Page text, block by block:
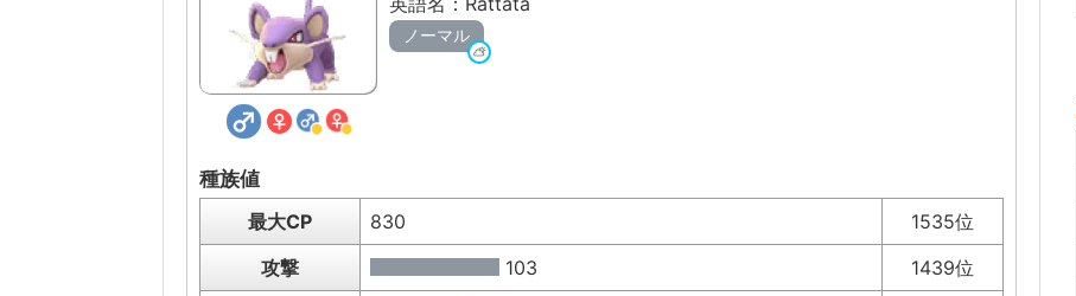
ノーマル
種族値
最大CP
830
1535位
攻撃
103
1439位